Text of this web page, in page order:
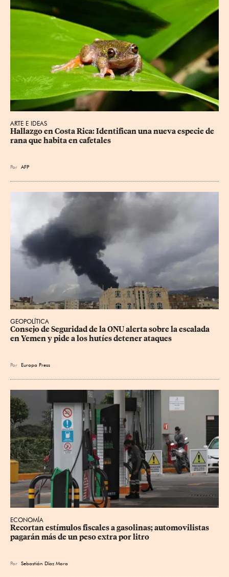
ARTE E IDEAS
Hallazgo en Costa Rica: Identifican una nueva especie de
rana que habita en cafetales
Por AFP
GEOPOLÍTICA
Consejo de Seguridad de la ONU alerta sobre la escalada
en Yemen y pide a los hutíes detener ataques
Por Europa Press
ECONOMÍA
Recortan estímulos fiscales a gasolinas; automovilistas
pagarán más de un peso extra por litro
Por Sebastián Díaz Mora